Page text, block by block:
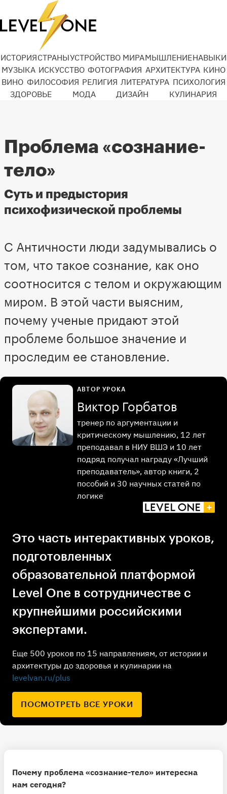
ИСТОРИЯСТРАНЫУСТРОЙСТВО МИРАМЫШЛЕНИЕНАВЫКИ
МУЗЫКА ИСКУССТВО ФОТОГРАФИЯ АРХИТЕКТУРА КИНО
ВИНО ФИЛОСОФИЯ РЕЛИГИЯ ЛИТЕРАТУРА ПСИХОЛОГИЯ
ЗДОРОВЬЕ
МОДА ДИЗАЙН КУЛИНАРИЯ
Проблема «сознание-
тело»
Суть и предыстория
психофизической проблемы
С Античности люди задумывались о
том, что такое сознание, как оно
соотносится с телом и окружающим
миром. В этой части выясним,
почему ученые придают этой
проблеме большое значение и
проследим ее становление.
Это часть интерактивных уроков,
подготовленных
образовательной платформой
Level One в сотрудничестве с
крупнейшими российскими
экспертами.
Еще 500 уроков по 15 направлениям, от истории и
архитектуры до здоровья и кулинарии на
levelvan.ru/plus
ПОСМОТРЕТЬ ВСЕ УРОКИ
АВТОР УРОКА
Виктор Горбатов
тренер по аргументации и
критическому мышлению, 12 лет
преподавал в НИУ ВШЭ и 10 лет
подряд получал награду «Лучший
преподаватель», автор книги, 2
пособий и 30 научных статей по
логике
Почему проблема «сознание-тело» интересна
нам сегодня?